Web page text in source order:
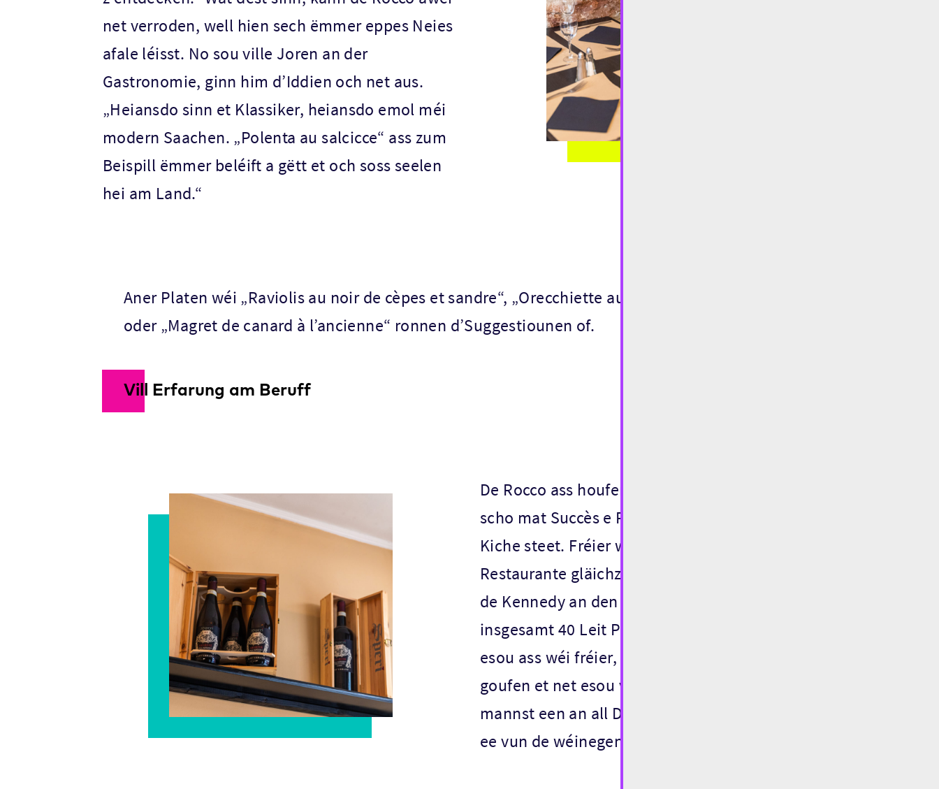
net verroden, well hien sech ëmmer eppes Neies
afale léisst. No sou ville Joren an der
Gastronomie, ginn him d’Iddien och net aus.
„Heiansdo sinn et Klassiker, heiansdo emol méi
modern Saachen. „Polenta au salcicce“ ass zum
Beispill ëmmer beléift a gëtt et och soss seelen
hei am Land.“
Aner Platen wéi „Raviolis au noir de cèpes et sandre“, „Orecchiette aux cime di rape et salcicce“
oder „Magret de canard à l’ancienne“ ronnen d’Suggestiounen of.
Vill Erfarung am Beruff
De Rocco ass houfereg op déi vill Jore wou hie
scho mat Succès e Restaurant bedreift an an der
Kiche steet. Fréier waren et och zäitweis zwee
Restaurante gläichzäiteg. „Eng Zäit laang hat ech
de Kennedy an den Trevi parallel. Do hat ech
insgesamt 40 Leit Personal.“ Dass awer net alles
esou ass wéi fréier, weess hien och. „Fréier
goufen et net esou vill Restauranten, haut ass op
mannst een an all Duerf. An den 80er ware mär
ee vun de wéinegen déi Pizza gemaach hunn.